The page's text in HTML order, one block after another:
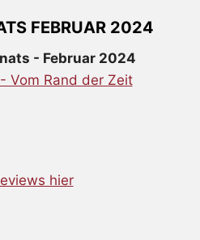
FEBRUAR 2024
- Februar 2024
Vom Rand der Zeit
hier